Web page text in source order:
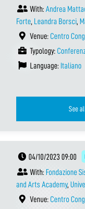
With: Andrea
Forte, Leandra Borsci,
Venue: Centro
Typology:
Language: Italiano
See
04/10/2023 09:00
With: Fondazione
and Arts Academy,
Venue: Centro